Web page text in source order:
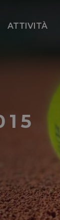
ATTIVITÀ